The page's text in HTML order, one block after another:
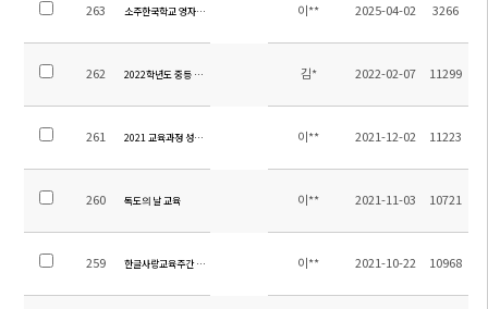
263 소주한국학교 영자신문 3월호 이** 2025-04-02 3266
262 2022학년도 중등 교과서 목록 수정 안내 김* 2022-02-07 11299
261 2021 교육과정 성과 발표회 이** 2021-12-02 11223
260 독도의 날 교육 이** 2021-11-03 10721
259 한글사랑교육주간 운영 이** 2021-10-22 10968